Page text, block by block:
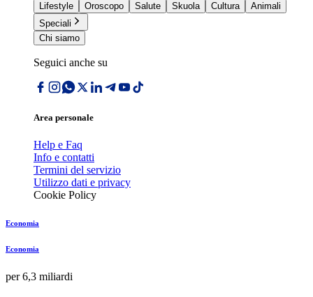
Lifestyle
Oroscopo Salute Skuola Cultura
Animali
Speciali
Chi siamo
Seguici anche su
Area personale
Help e Faq
Info e contatti
Termini del servizio
Utilizzo dati e privacy
Cookie Policy
Economia
Economia
per 6,3 miliardi